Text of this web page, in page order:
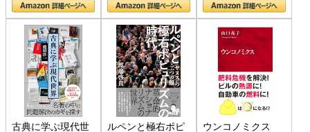
書)
古典に学ぶ現代世
ルペンと極右ポピ
ウンコノミクス